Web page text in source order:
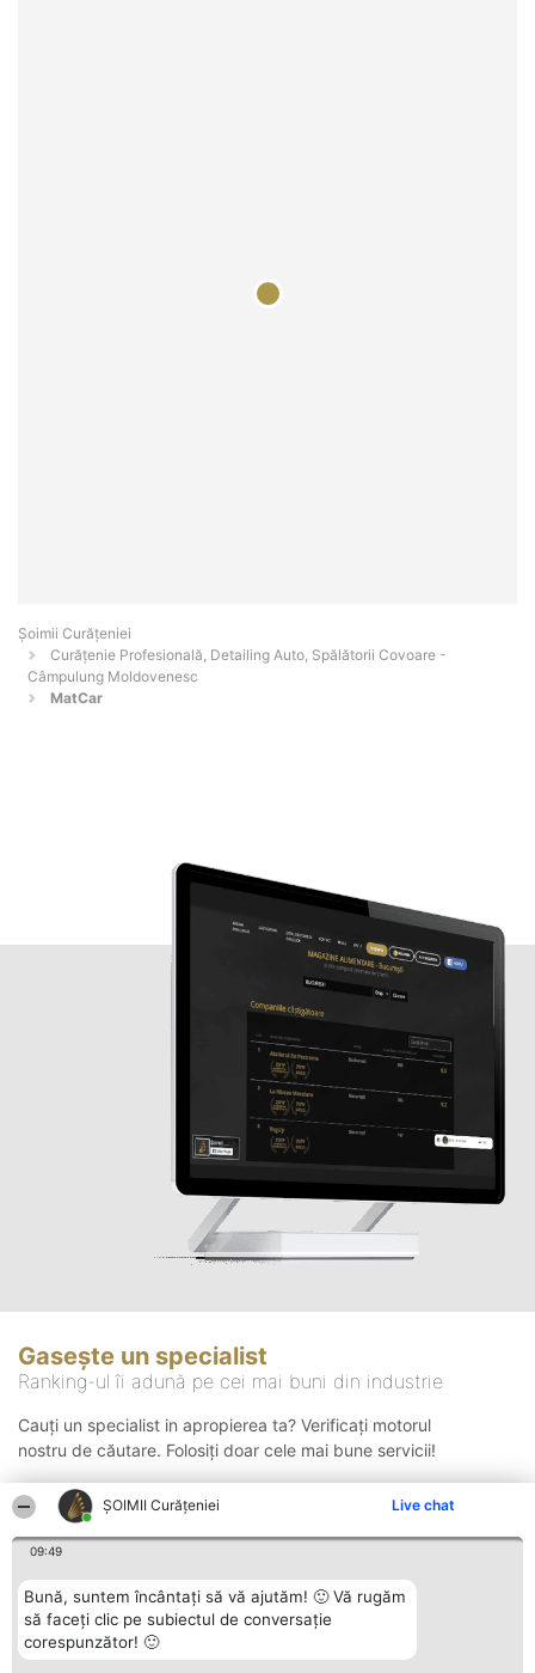
ȘOIMII Curățeniei Live chat
09:49
Bună, suntem încântați să vă ajutăm! 🙂 Vă rugăm
să faceți clic pe subiectul de conversație
corespunzător! 🙂
Șoimii Curățeniei
Curățenie Profesională, Detailing Auto, Spălătorii Covoare -
Câmpulung Moldovenesc
MatCar
Gasește un specialist
Ranking-ul îi adună pe cei mai buni din industrie
Cauți un specialist in apropierea ta? Verificați motorul
nostru de căutare. Folosiți doar cele mai bune servicii!